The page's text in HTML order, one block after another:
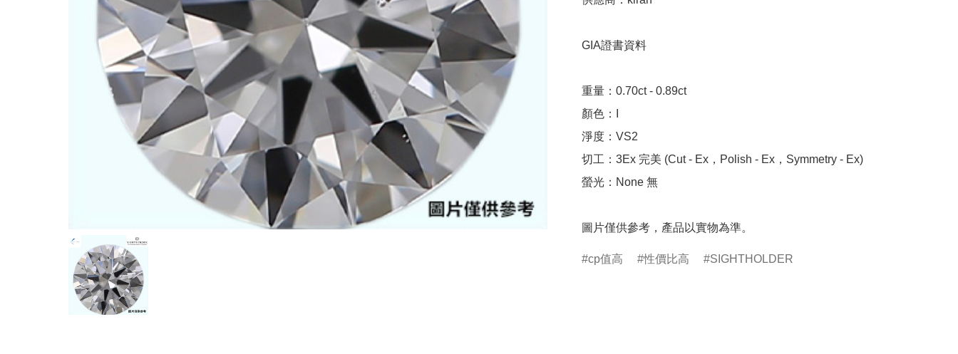
GIA證書資料
重量：0.70ct - 0.89ct
顏色：I
淨度：VS2
切工：3Ex 完美 (Cut - Ex，Polish - Ex，Symmetry - Ex)
螢光：None 無
圖片僅供參考，產品以實物為準。
cp值高 性價比高 SIGHTHOLDER